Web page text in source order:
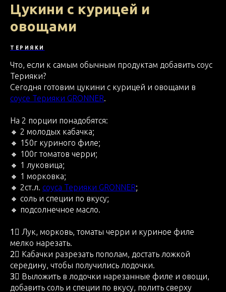
Цукини с курицей и
овощами
ТЕРИЯКИ
Что, если к самым обычным продуктам добавить соус
Терияки?
Сегодня готовим цукини с курицей и овощами в
соусе Терияки GRONNER
На 2 порции понадобятся:
🔸 2 молодых кабачка;
🔸 150г куриного филе;
🔸 100г томатов черри;
🔸 1 луковица;
🔸 1 морковка;
🔸 2ст.л. соуса Терияки GRONNER;
🔸 соль и специи по вкусу;
🔸 подсолнечное масло.
1⃣ Лук, морковь, томаты черри и куриное филе
мелко нарезать.
2⃣ Кабачки разрезать пополам, достать ложкой
середину, чтобы получились лодочки.
3⃣ Выложить в лодочки нарезанные филе и овощи,
добавить соль и специи по вкусу, полить сверху